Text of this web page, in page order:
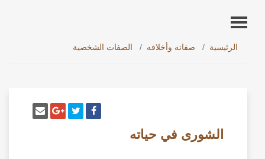
الرئيسية صفاته وأخلاقه الصفات الشخصية
شارك على فيسبوك
أنشر تغريدةشارك على
الشورى في حياته